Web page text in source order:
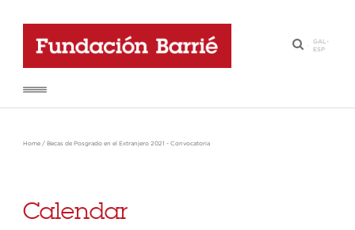
·
GAL-
ESP
Home / Becas de Posgrado en el Extranjero 2021 - Convocatoria
Calendar